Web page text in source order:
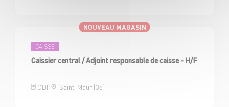
NOUVEAU MAGASIN
CAISSE
Caissier central / Adjoint responsable de caisse - H/F
CDI Saint-Maur (36)